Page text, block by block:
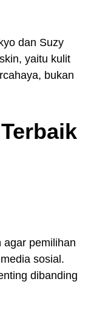
dan Suzy
yaitu kulit
bukan
agar pemilihan
sosial.
dibanding